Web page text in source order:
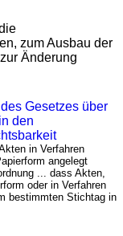
zum Ausbau der
Änderung
Gesetzes über
den
in Verfahren
angelegt
... dass Akten,
oder in Verfahren
bestimmten Stichtag in